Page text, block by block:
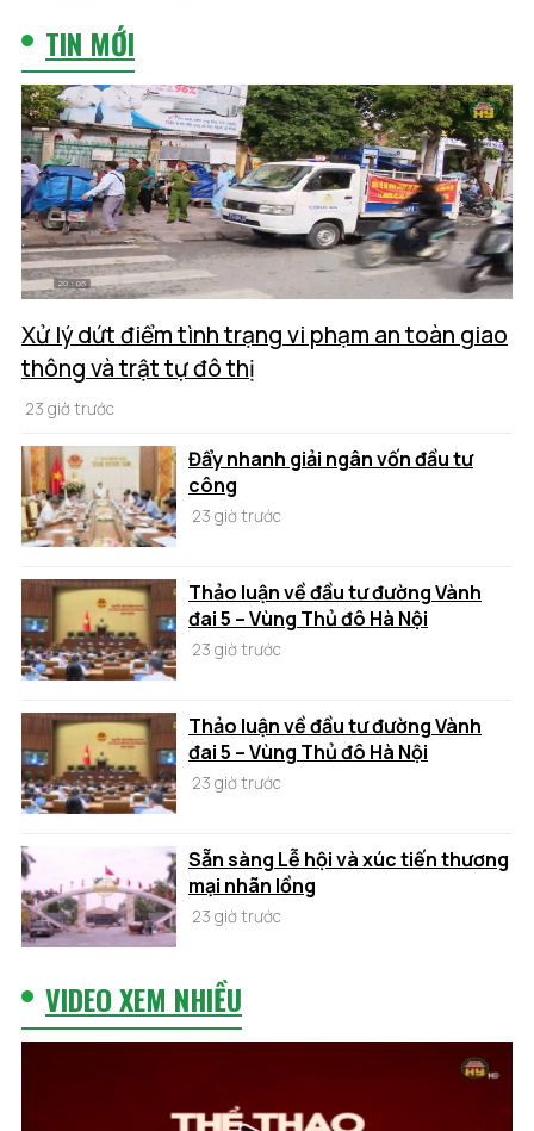
TIN MỚI
Xử lý dứt điểm tình trạng vi phạm an toàn giao
thông và trật tự đô thị
23 giờ trước
Đẩy nhanh giải ngân vốn đầu tư
công
23 giờ trước
Thảo luận về đầu tư đường Vành
đai 5 – Vùng Thủ đô Hà Nội
23 giờ trước
Thảo luận về đầu tư đường Vành
đai 5 – Vùng Thủ đô Hà Nội
23 giờ trước
Sẵn sàng Lễ hội và xúc tiến thương
mại nhãn lồng
23 giờ trước
VIDEO XEM NHIỀU